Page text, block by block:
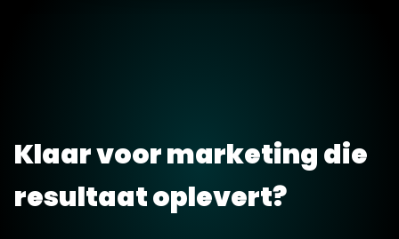
Klaar voor marketing die
resultaat oplevert?